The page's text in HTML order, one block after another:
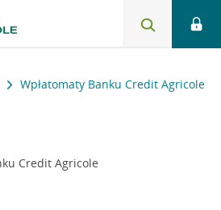
Wpłatomaty Banku Credit Agricole
Credit Agricole